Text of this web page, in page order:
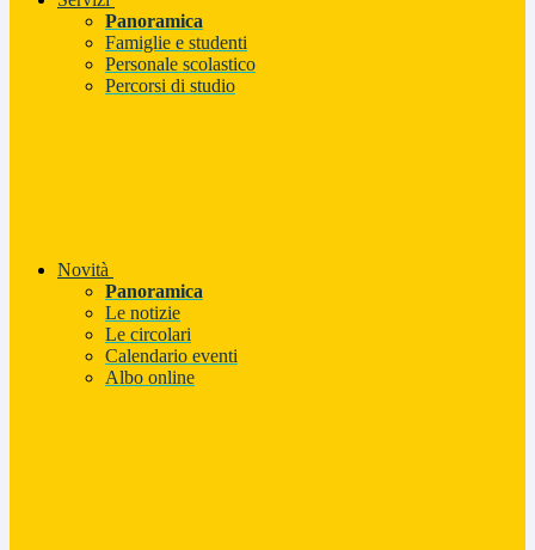
Panoramica
Famiglie e studenti
Personale scolastico
Percorsi di studio
Novità
Panoramica
Le notizie
Le circolari
Calendario eventi
Albo online